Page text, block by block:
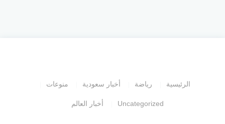
الرئيسية رياضة أخبار سعودية منوعات
Uncategorized أخبار العالم